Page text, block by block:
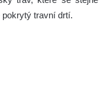
pokrytý travní drtí.